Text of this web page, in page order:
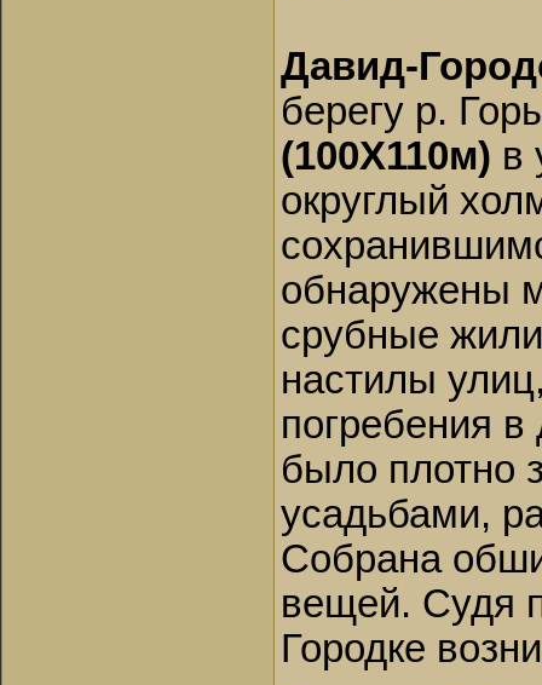
Давид-
берегу р.
(100X110м) в
округлый
обнаружены
срубные
настилы
погребения
было плотно
усадьбами,
Собрана
вещей. Судя
Городке